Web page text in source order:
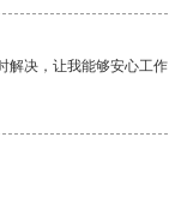
解决，让我能够安心工